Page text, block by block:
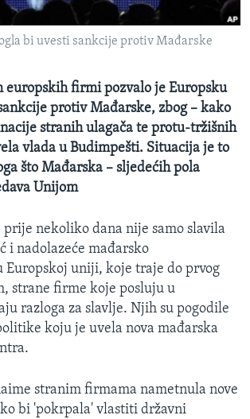
bi uvesti sankcije protiv Mađarske
europskih firmi pozvalo je Europsku
protiv Mađarske, zbog – kako
stranih ulagača te protu-tržišnih
vlada u Budimpešti. Situacija je to
što Mađarska – sljedećih pola
Unijom
prije nekoliko dana nije samo slavila
i nadolazeće mađarsko
Europskoj uniji, koje traje do prvog
strane firme koje posluju u
razloga za slavlje. Njih su pogodile
koju je uvela nova mađarska
stranim firmama nametnula nove
bi 'pokrpala' vlastiti državni